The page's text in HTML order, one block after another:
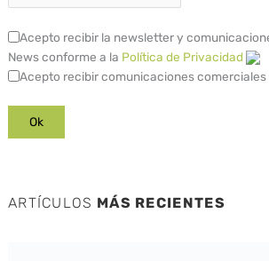
Acepto recibir la newsletter y
News conforme a la Política de Privacidad
Acepto recibir comunicaciones comerciales
ARTÍCULOS MÁS RECIENTES